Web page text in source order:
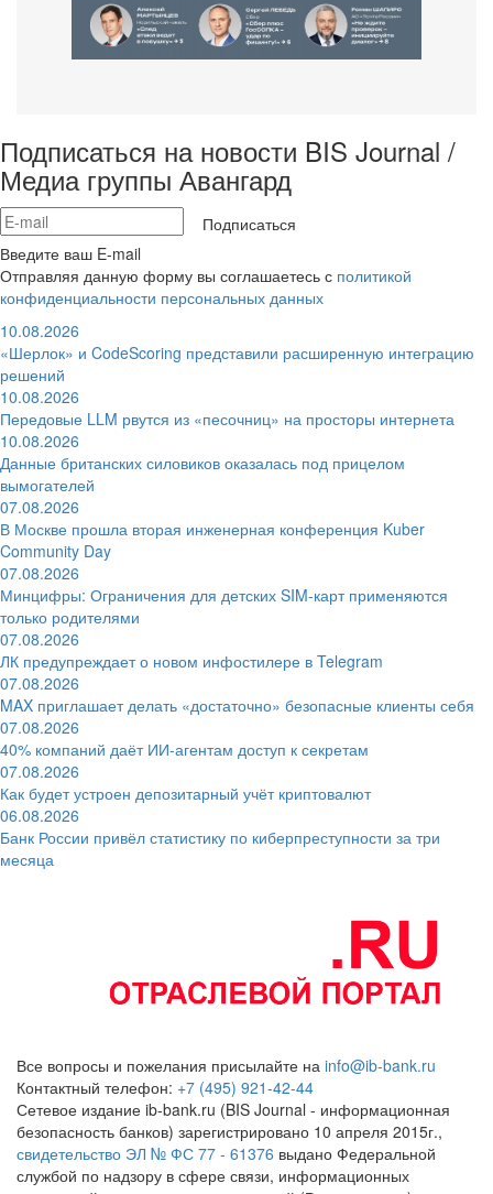
Подписаться на новости BIS Journal /
Медиа группы Авангард
Подписаться
Введите ваш E-mail
Отправляя данную форму вы соглашаетесь с политикой
конфиденциальности персональных данных
10.08.2026
«Шерлок» и CodeScoring представили расширенную интеграцию
решений
10.08.2026
Передовые LLM рвутся из «песочниц» на просторы интернета
10.08.2026
Данные британских силовиков оказалась под прицелом
вымогателей
07.08.2026
В Москве прошла вторая инженерная конференция Kuber
Community Day
07.08.2026
Минцифры: Ограничения для детских SIM-карт применяются
только родителями
07.08.2026
ЛК предупреждает о новом инфостилере в Telegram
07.08.2026
MAX приглашает делать «достаточно» безопасные клиенты себя
07.08.2026
40% компаний даёт ИИ‑агентам доступ к секретам
07.08.2026
Как будет устроен депозитарный учёт криптовалют
06.08.2026
Банк России привёл статистику по киберпреступности за три
месяца
Все вопросы и пожелания присылайте на info@ib-bank.ru
Контактный телефон: +7 (495) 921-42-44
Сетевое издание ib-bank.ru (BIS Journal - информационная
безопасность банков) зарегистрировано 10 апреля 2015г.,
свидетельство ЭЛ № ФС 77 - 61376 выдано Федеральной
службой по надзору в сфере связи, информационных